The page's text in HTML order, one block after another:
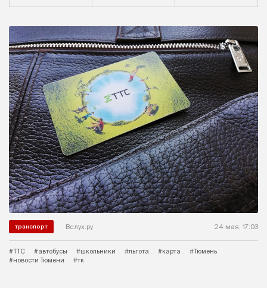
транспорт Вслух.ру 24 мая, 17:03
#ТТС #автобусы #школьники #льгота #карта
#Тюмень
#новости Тюмени
#тк